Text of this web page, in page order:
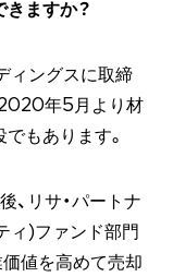
ますか？
ィングスに取締
年5月より材
もあります。
、リサ・パートナ
ィ)ファンド部門
値を高めて売却